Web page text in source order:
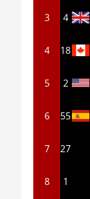
3 4
4 18
5 2
6 55
7 27
8 1